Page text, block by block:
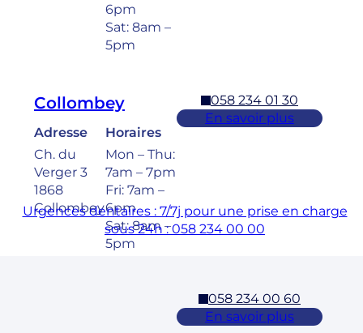
6pm
Sat: 8am –
5pm
Collombey
Adresse
Ch. du
Verger 3
1868
Collombey
Horaires
Mon – Thu:
7am – 7pm
Fri: 7am –
6pm
Sat: 8am –
5pm
058 234 01 30
En savoir plus
058 234 00 60
En savoir plus
Urgences dentaires : 7/7j pour une prise en charge
sous 24h : 058 234 00 00